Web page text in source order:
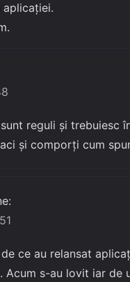
reguli și trebuiesc
și comporți cum
ce au relansat
s-au lovit iar de